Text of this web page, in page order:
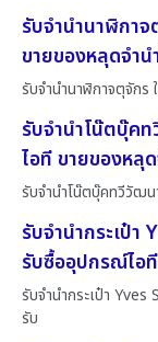
รับจำนำนาฬิกา
ขายของหลุดจำ
รับจำนำนาฬิกาจตุจักร
รับจำนำโน๊ตบุ๊ค
ไอที ขายของหลุ
รับจำนำโน๊ตบุ๊คทวีวัฒน
รับจำนำกระเป๋
รับซื้ออุปกรณ์ไอ
รับจำนำกระเป๋า
รับ